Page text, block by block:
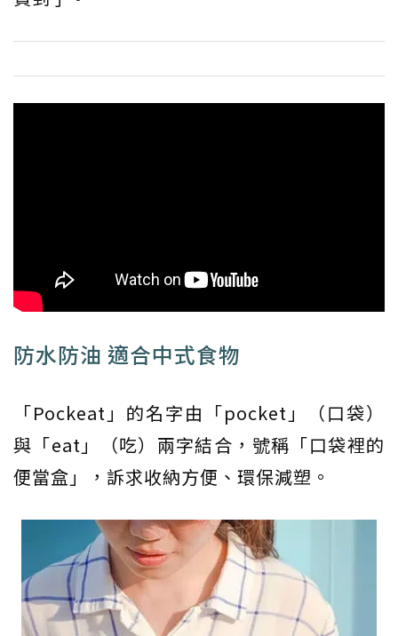
防水防油 適合中式食物
「Pockeat」的名字由「pocket」（口袋）
與「eat」（吃）兩字結合，號稱「口袋裡的
便當盒」，訴求收納方便、環保減塑。